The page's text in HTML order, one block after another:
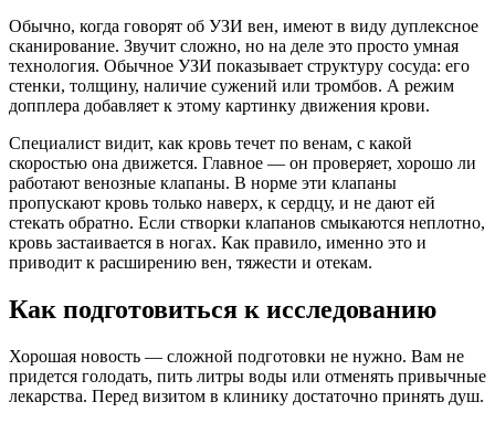
Обычно, когда говорят об УЗИ вен, имеют в виду дуплексное
сканирование. Звучит сложно, но на деле это просто умная
технология. Обычное УЗИ показывает структуру сосуда: его
стенки, толщину, наличие сужений или тромбов. А режим
допплера добавляет к этому картинку движения крови.
Специалист видит, как кровь течет по венам, с какой
скоростью она движется. Главное — он проверяет, хорошо ли
работают венозные клапаны. В норме эти клапаны
пропускают кровь только наверх, к сердцу, и не дают ей
стекать обратно. Если створки клапанов смыкаются неплотно,
кровь застаивается в ногах. Как правило, именно это и
приводит к расширению вен, тяжести и отекам.
Как подготовиться к исследованию
Хорошая новость — сложной подготовки не нужно. Вам не
придется голодать, пить литры воды или отменять привычные
лекарства. Перед визитом в клинику достаточно принять душ.